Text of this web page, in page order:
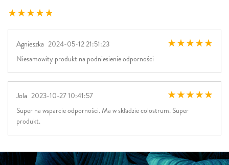
Agnieszka 2024-05-12 21:51:23
Niesamowity produkt na podniesienie odporności
Jola 2023-10-27 10:41:57
Super na wsparcie odporności. Ma w składzie colostrum. Super
produkt.